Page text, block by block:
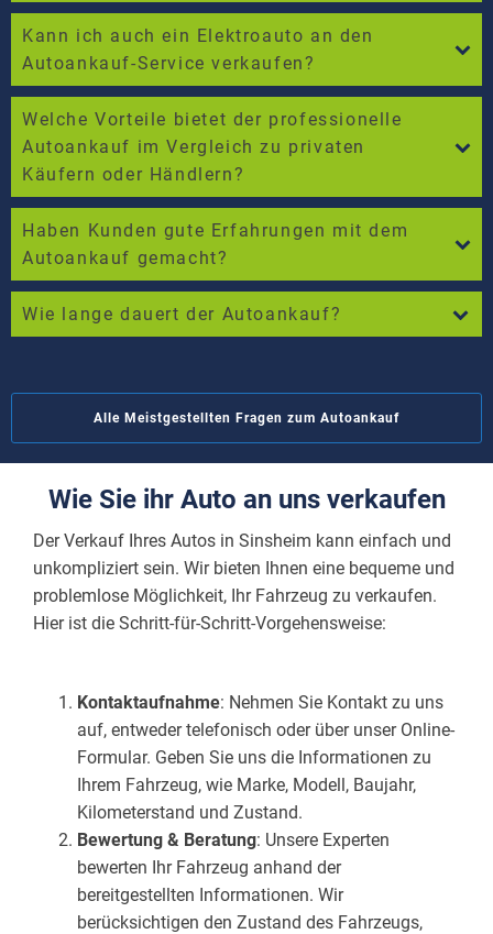
Kann ich auch ein Elektroauto an den
Autoankauf-Service verkaufen?
Welche Vorteile bietet der professionelle
Autoankauf im Vergleich zu privaten
Käufern oder Händlern?
Haben Kunden gute Erfahrungen mit dem
Autoankauf gemacht?
Wie lange dauert der Autoankauf?
Alle Meistgestellten Fragen zum Autoankauf
Wie Sie ihr Auto an uns verkaufen
Der Verkauf Ihres Autos in Sinsheim kann einfach und
unkompliziert sein. Wir bieten Ihnen eine bequeme und
problemlose Möglichkeit, Ihr Fahrzeug zu verkaufen.
Hier ist die Schritt-für-Schritt-Vorgehensweise:
Kontaktaufnahme: Nehmen Sie Kontakt zu uns
auf, entweder telefonisch oder über unser Online-
Formular. Geben Sie uns die Informationen zu
Ihrem Fahrzeug, wie Marke, Modell, Baujahr,
Kilometerstand und Zustand.
Bewertung & Beratung: Unsere Experten
bewerten Ihr Fahrzeug anhand der
bereitgestellten Informationen. Wir
berücksichtigen den Zustand des Fahrzeugs,